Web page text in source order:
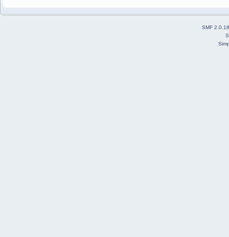
SMF 2.0.18